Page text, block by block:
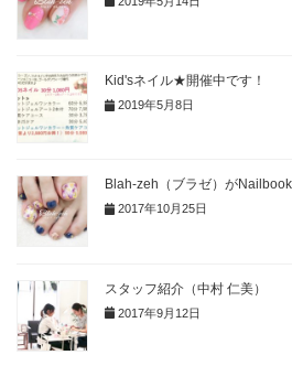
Kid'sネイル★開催中です！
2019年5月8日
Blah-zeh（ブラゼ）が
2017年10月25日
スタッフ紹介（中村 仁美）
2017年9月12日